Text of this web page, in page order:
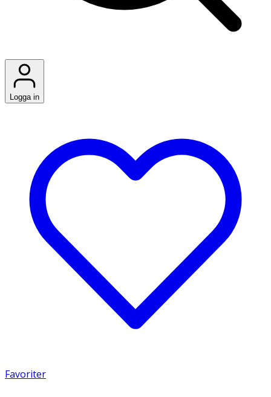
Logga in
Favoriter